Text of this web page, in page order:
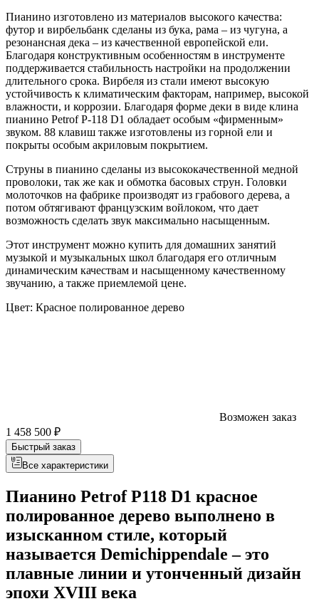
Пианино изготовлено из материалов высокого качества:
футор и вирбельбанк сделаны из бука, рама – из чугуна, а
резонансная дека – из качественной европейской ели.
Благодаря конструктивным особенностям в инструменте
поддерживается стабильность настройки на продолжении
длительного срока. Вирбеля из стали имеют высокую
устойчивость к климатическим факторам, например, высокой
влажности, и коррозии. Благодаря форме деки в виде клина
пианино Petrof P-118 D1 обладает особым «фирменным»
звуком. 88 клавиш также изготовлены из горной ели и
покрыты особым акриловым покрытием.
Струны в пианино сделаны из высококачественной медной
проволоки, так же как и обмотка басовых струн. Головки
молоточков на фабрике производят из грабового дерева, а
потом обтягивают французским войлоком, что дает
возможность сделать звук максимально насыщенным.
Этот инструмент можно купить для домашних занятий
музыкой и музыкальных школ благодаря его отличным
динамическим качествам и насыщенному качественному
звучанию, а также приемлемой цене.
Цвет: Красное полированное дерево
Возможен заказ
1 458 500 ₽
Быстрый заказ
Все характеристики
Пианино Petrof P118 D1 красное
полированное дерево выполнено в
изысканном стиле, который
называется Demichippendale – это
плавные линии и утонченный дизайн
эпохи XVIII века